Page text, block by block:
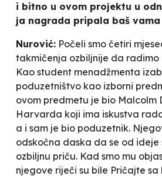
i bitno u ovom projektu u
ja nagrada pripala baš
Nurović: Počeli smo četiri
takmičenja ozbiljnije da radimo
Kao student menadžmenta
poduzetništvo kao izborni
ovom predmetu je bio Malcolm
Harvarda koji ima iskustva
a i sam je bio poduzetnik.
odskočna daska da se od ideje
ozbiljnu priču. Kad smo mu
njegove riječi su bile Pričajte